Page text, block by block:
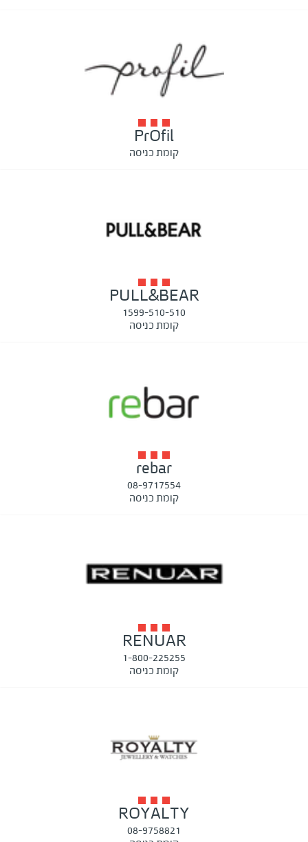
PrOfil
קומת כניסה
PULL&BEAR
1599-510-510
קומת כניסה
rebar
08-9717554
קומת כניסה
RENUAR
1-800-225255
קומת כניסה
ROYALTY
08-9758821